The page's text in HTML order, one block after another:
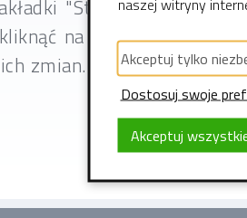
"Strony WWW i
na nazwę
zmian. Po
← Powrót
Akceptuj tylko
Dostosuj swoje
Akceptuj